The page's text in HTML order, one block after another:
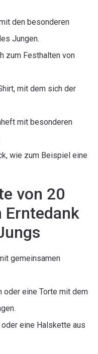
den besonderen
Jungen.
zum Festhalten von
mit dem sich der
mit besonderen
wie zum Beispiel eine
von 20
Erntedank
gemeinsamen
oder eine Torte mit dem
eine Halskette aus